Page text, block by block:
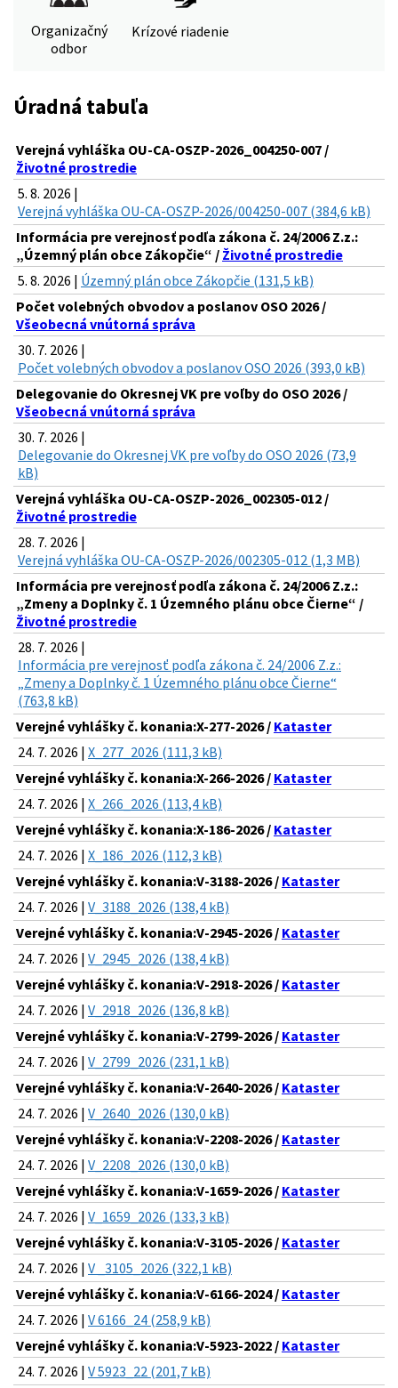
Organizačný
odbor
Krízové riadenie
Úradná tabuľa
Verejná vyhláška OU-CA-OSZP-2026_004250-007 /
Životné prostredie
5. 8. 2026 |
Verejná vyhláška OU-CA-OSZP-2026/004250-007 (384,6 kB)
Informácia pre verejnosť podľa zákona č. 24/2006 Z.z.:
„Územný plán obce Zákopčie“ / Životné prostredie
5. 8. 2026 | Územný plán obce Zákopčie (131,5 kB)
Počet volebných obvodov a poslanov OSO 2026 /
Všeobecná vnútorná správa
30. 7. 2026 |
Počet volebných obvodov a poslanov OSO 2026 (393,0 kB)
Delegovanie do Okresnej VK pre voľby do OSO 2026 /
Všeobecná vnútorná správa
30. 7. 2026 |
Delegovanie do Okresnej VK pre voľby do OSO 2026 (73,9
kB)
Verejná vyhláška OU-CA-OSZP-2026_002305-012 /
Životné prostredie
28. 7. 2026 |
Verejná vyhláška OU-CA-OSZP-2026/002305-012 (1,3 MB)
Informácia pre verejnosť podľa zákona č. 24/2006 Z.z.:
„Zmeny a Doplnky č. 1 Územného plánu obce Čierne“ /
Životné prostredie
28. 7. 2026 |
Informácia pre verejnosť podľa zákona č. 24/2006 Z.z.:
„Zmeny a Doplnky č. 1 Územného plánu obce Čierne“
(763,8 kB)
Verejné vyhlášky č. konania:X-277-2026 / Kataster
24. 7. 2026 | X_277_2026 (111,3 kB)
Verejné vyhlášky č. konania:X-266-2026 / Kataster
24. 7. 2026 | X_266_2026 (113,4 kB)
Verejné vyhlášky č. konania:X-186-2026 / Kataster
24. 7. 2026 | X_186_2026 (112,3 kB)
Verejné vyhlášky č. konania:V-3188-2026 / Kataster
24. 7. 2026 | V_3188_2026 (138,4 kB)
Verejné vyhlášky č. konania:V-2945-2026 / Kataster
24. 7. 2026 | V_2945_2026 (138,4 kB)
Verejné vyhlášky č. konania:V-2918-2026 / Kataster
24. 7. 2026 | V_2918_2026 (136,8 kB)
Verejné vyhlášky č. konania:V-2799-2026 / Kataster
24. 7. 2026 | V_2799_2026 (231,1 kB)
Verejné vyhlášky č. konania:V-2640-2026 / Kataster
24. 7. 2026 | V_2640_2026 (130,0 kB)
Verejné vyhlášky č. konania:V-2208-2026 / Kataster
24. 7. 2026 | V_2208_2026 (130,0 kB)
Verejné vyhlášky č. konania:V-1659-2026 / Kataster
24. 7. 2026 | V_1659_2026 (133,3 kB)
Verejné vyhlášky č. konania:V-3105-2026 / Kataster
24. 7. 2026 | V _3105_2026 (322,1 kB)
Verejné vyhlášky č. konania:V-6166-2024 / Kataster
24. 7. 2026 | V 6166_24 (258,9 kB)
Verejné vyhlášky č. konania:V-5923-2022 / Kataster
24. 7. 2026 | V 5923_22 (201,7 kB)